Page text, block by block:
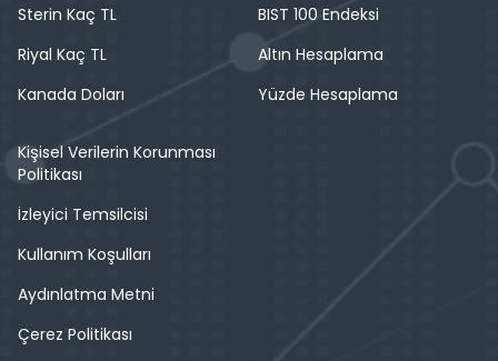
Sterin Kaç TL
Riyal Kaç TL
Kanada Doları
BIST 100 Endeksi
Altın Hesaplama
Yüzde Hesaplama
Kişisel Verilerin Korunması
Politikası
İzleyici Temsilcisi
Kullanım Koşulları
Aydınlatma Metni
Çerez Politikası